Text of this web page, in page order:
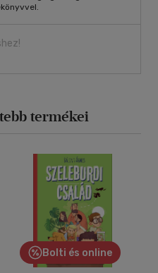
termékei
Bolti és online